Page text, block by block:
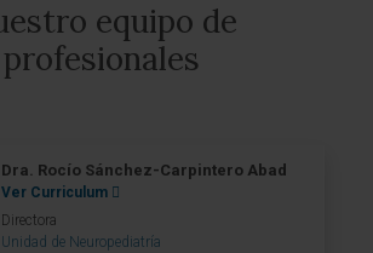
equipo de
profesionales
Dra. Rocío Sánchez-Carpintero Abad
Ver Curriculum
Directora
Unidad de Neuropediatría